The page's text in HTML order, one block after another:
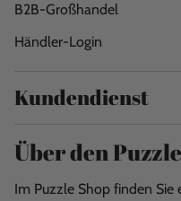
B2B-Großhandel
Händler-Login
Kundendienst
Über den
Im Puzzle Shop finden Sie